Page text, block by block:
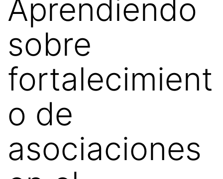
Aprendiendo
sobre
fortalecimient
o de
asociaciones